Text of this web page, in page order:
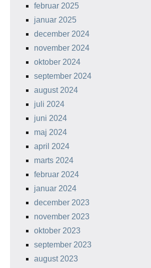
februar 2025
januar 2025
december 2024
november 2024
oktober 2024
september 2024
august 2024
juli 2024
juni 2024
maj 2024
april 2024
marts 2024
februar 2024
januar 2024
december 2023
november 2023
oktober 2023
september 2023
august 2023